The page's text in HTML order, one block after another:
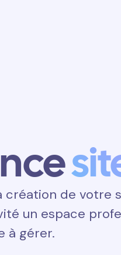
création de votre
un espace
à gérer.